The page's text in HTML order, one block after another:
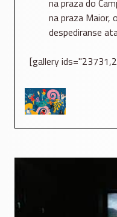
na praza do
na praza Maior,
despediranse
[gallery